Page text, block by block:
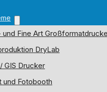
und Fine Art
DryLab
GIS Drucker
und Fotobooth